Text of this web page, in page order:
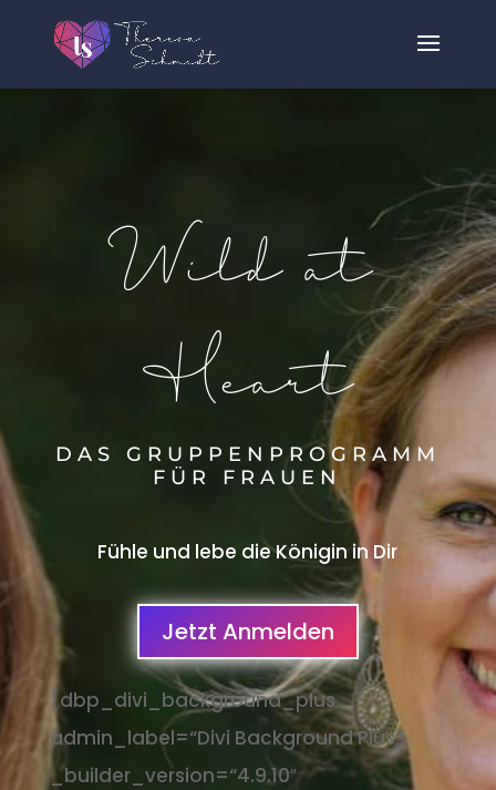
Wild at
Heart
DAS GRUPPENPROGRAMM
FÜR FRAUEN
Fühle und lebe die Königin in Dir
Jetzt Anmelden
[dbp_divi_background_plus
admin_label=“Divi Background Plus“
_builder_version=“4.9.10″